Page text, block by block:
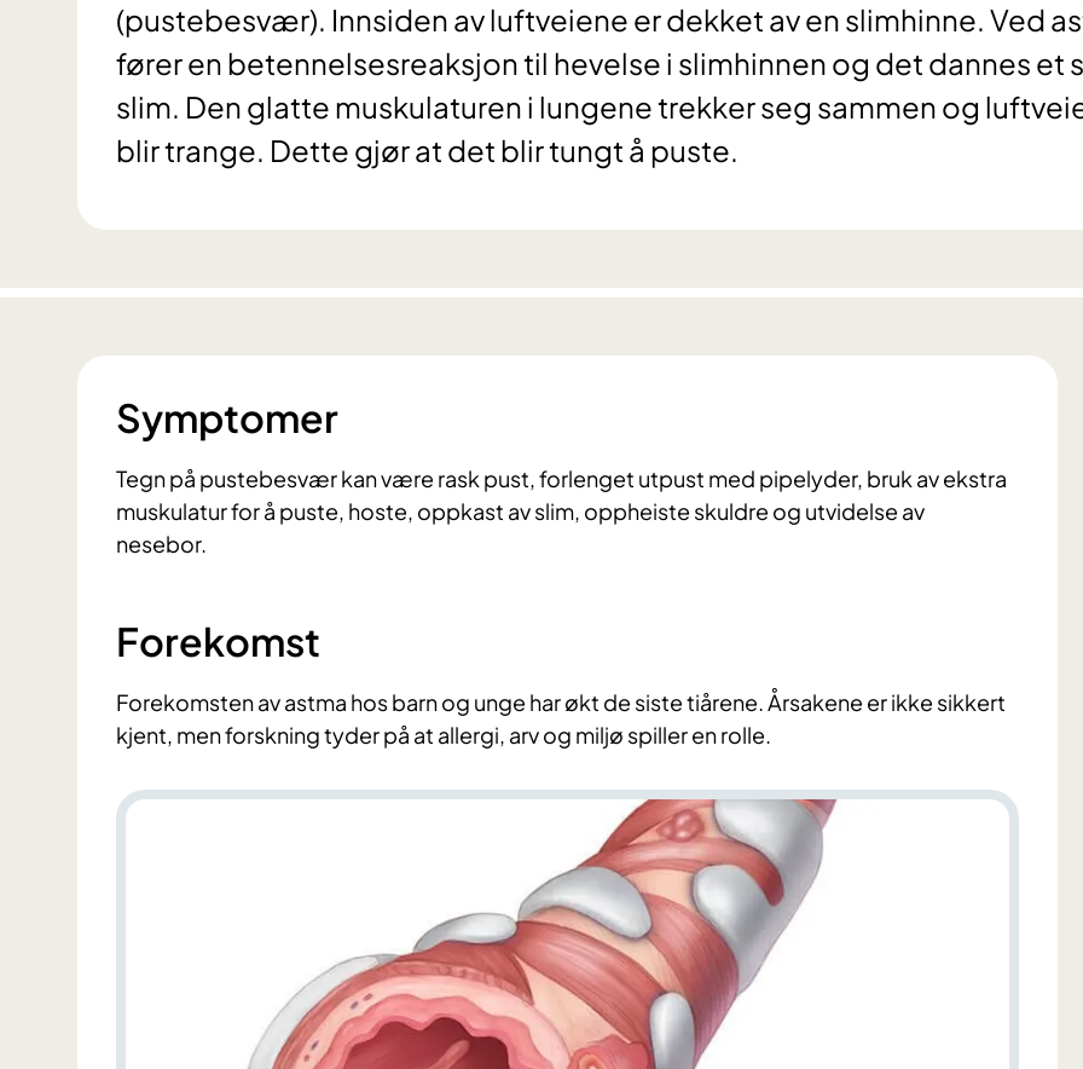
(pustebesvær). Innsiden av luftveiene er dekket av en slimhinne. Ved
fører en betennelsesreaksjon til hevelse i slimhinnen og det dannes et
slim. Den glatte muskulaturen i lungene trekker seg sammen og
blir trange. Dette gjør at det blir tungt å puste.
Symptomer
Tegn på pustebesvær kan være rask pust, forlenget utpust med pipelyder, bruk av ekstra
muskulatur for å puste, hoste, oppkast av slim, oppheiste skuldre og utvidelse av
nesebor.
Forekomst
Forekomsten av astma hos barn og unge har økt de siste tiårene. Årsakene er ikke sikkert
kjent, men forskning tyder på at allergi, arv og miljø spiller en rolle.